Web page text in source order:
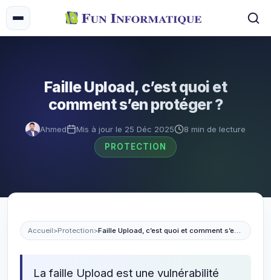
Faille Upload, c’est quoi et
comment s’en protéger ?
Ahmed Mis à jour le 25 Déc 2025
8 min de lecture
PROTECTION
Accueil>Protection> Faille Upload, c’est quoi et comment s’en protéger ?
La faille Upload est une vulnérabilité